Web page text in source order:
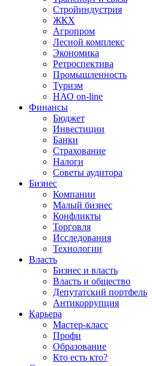
Стройиндустрия
ЖКХ
Агропром
Лесной комплекс
Экономика
Ретроспектива
Промышленность
Туризм
НАО on-line
Финансы
Бюджет
Инвестиции
Банки
Страхование
Налоги
Советы аудитора
Бизнес
Компании
Малый бизнес
Конфликты
Торговля
Исследования
Технологии
Власть
Бизнес и власть
Власть и общество
Депутатский портфель
Антикоррупция
Карьера
Мастер-класс
Профи
Образование
Кто есть кто?